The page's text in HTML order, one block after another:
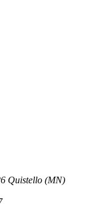
Quistello (MN)